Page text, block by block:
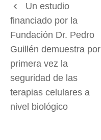
Un estudio
financiado por la
Fundación Dr. Pedro
Guillén demuestra por
primera vez la
seguridad de las
terapias celulares a
nivel biológico